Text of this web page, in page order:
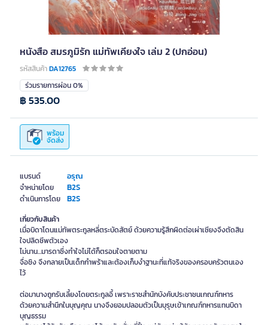
หนังสือ สมรภูมิรัก แม่ทัพเคียงใจ เล่ม 2 (ปกอ่อน)
รหัสสินค้าDA12765
แบรนด์ อรุณ
จำหน่ายโดย B2S
ดำเนินการโดย B2S
ร่วมรายการผ่อน 0%
พร้อม
จัดส่ง
฿ 535.00
เกี่ยวกับสินค้า
เมื่อบิดาโดนแม่ทัพตระกูลหลี่ตระบัดสัตย์ ด้วยความรู้สึกผิดต่อเผ่าเซียงจึงตัดสิน
ใจปลิดชีพตัวเอง
ไม่นาน...มารดาซึ่งทำใจไม่ได้ก็ตรอมใจตายตาม
จื่อชิง จึงกลายเป็นเด็กกำพร้าและต้องเก็บงำฐานะที่แท้จริงของครอบครัวตนเอง
ไว้
ต่อมานางถูกรับเลี้ยงโดยตระกูลอี้ เพราะราชสำนักบังคับประชาชนเกณฑ์ทหาร
ด้วยความสำนึกในบุญคุณ นางจึงยอมปลอมตัวเป็นบุรุษเข้าเกณฑ์ทหารแทนบิดา
บุญธรรม